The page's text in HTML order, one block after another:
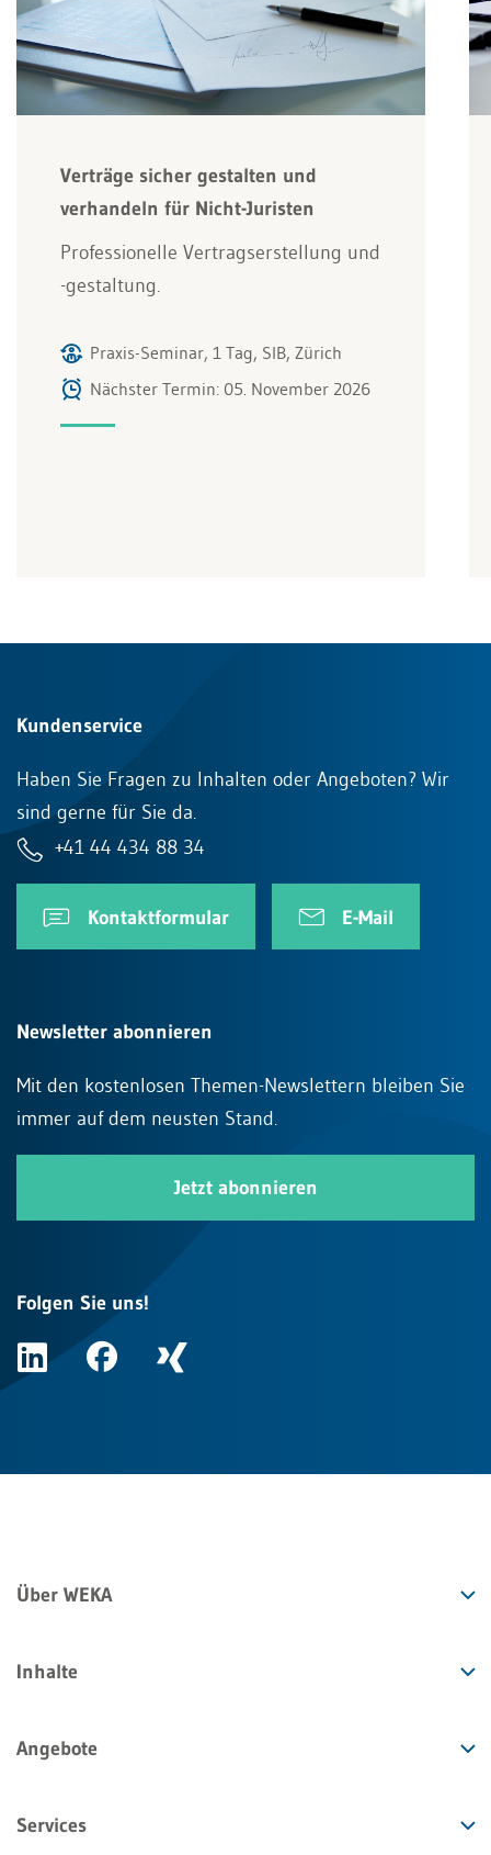
Verträge sicher gestalten und
verhandeln für Nicht-Juristen
Professionelle Vertragserstellung und
-gestaltung.
Praxis-Seminar, 1 Tag, SIB, Zürich
Nächster Termin: 05. November 2026
Kundenservice
Haben Sie Fragen zu Inhalten oder Angeboten? Wir
sind gerne für Sie da.
+41 44 434 88 34
Kontaktformular E-Mail
Newsletter abonnieren
Mit den kostenlosen Themen-Newslettern bleiben Sie
immer auf dem neusten Stand.
Jetzt abonnieren
Folgen Sie uns!
Über WEKA
Inhalte
Angebote
Services